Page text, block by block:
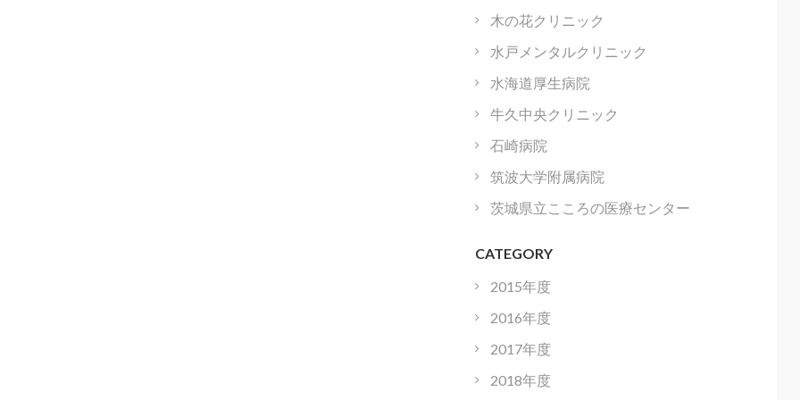
木の花クリニック
水戸メンタルクリニック
水海道厚生病院
牛久中央クリニック
石崎病院
筑波大学附属病院
茨城県立こころの医療センター
CATEGORY
2015年度
2016年度
2017年度
2018年度